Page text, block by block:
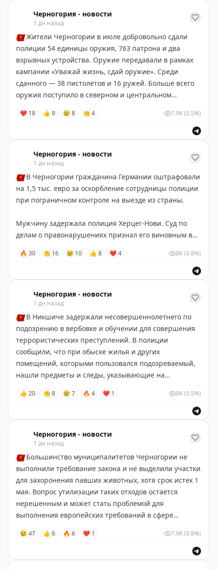
Что важно знать?
✔️обучение проходит в школе Adriatic College в Будве
✔️выпускные экзамены сдаются на базе Adriatic
College
✔️выпускники получают государственный диплом о
среднем образовании Сербии, с которым можно
поступать в университеты по всему миру
маршрут
Ещё одна особенность программы - возможность
пройти 4 года гимназии за 2 года при условии
успешной сдачи экзаменов по итогам каждого класса.
Если ваш ребёнок закончил 9 класс, и вы
рассматриваете варианты обучения в старшей
программе и ответить на ваши вопросы🔽 🔽🔽
📌По телефону +382 69 324 102
Написать на почту: admission@adriaticcollege.com
Связаться в телеграм:
📚 Дополнительная информация
- Официальный сайт:adriaticcollege.com
-Команда школы
-Стоимость обучения
#реклама
Черногория - новости
1 дн назад
🇲🇪Жители Черногории в июле добровольно сдали
полиции 54 единицы оружия, 763 патрона и два
взрывных устройства. Оружие передавали в рамках
кампании «Уважай жизнь, сдай оружие». Среди
сданного — 38 пистолетов и 16 ружей. Больше всего
оружия поступило в северном и центральном
❤ 18 👍 9 😢 8 👏 4 7.9K(0.5%)
Черногория - новости
1 дн назад
🇲🇪В Черногории гражданина Германии оштрафовали
на 1,5 тыс. евро за оскорбление сотрудницы полиции
при пограничном контроле на выезде из страны.
Мужчину задержала полиция Херцег-Нови. Суд по
делам о правонарушениях признал его виновным в
🔥 30 👏 16 😢 10 👍 8 ❤ 4 8K(0.8%)
Черногория - новости
1 дн назад
🇲🇪В Никшиче задержали несовершеннолетнего по
подозрению в вербовке и обучении для совершения
террористических преступлений. В полиции
сообщили, что при обыске жилья и других
помещений, которыми пользовался подозреваемый,
нашли предметы и следы, указывающие на
👍 20 👏 8 😢 7 🔥 4 ❤ 1 8K(0.5%)
Черногория - новости
1 дн назад
🇲🇪Большинство муниципалитетов Черногории не
выполнили требование закона и не выделили участки
для захоронения павших животных, хотя срок истек 1
мая. Вопрос утилизации таких отходов остается
нерешенным и может стать проблемой для
выполнения европейских требований в сфере
😢 47 👍 6 🔥 6 ❤ 1 7.9K(0.8%)